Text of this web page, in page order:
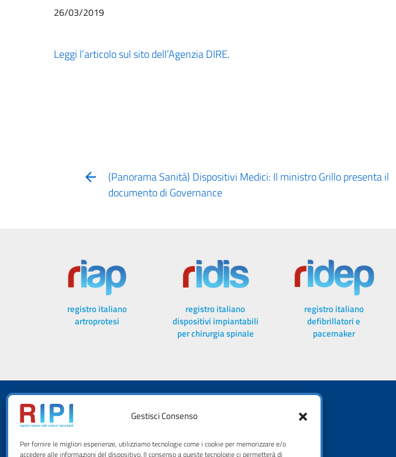
Gestisci Consenso
Per fornire le migliori esperienze, utilizziamo tecnologie come i cookie per memorizzare e/o
accedere alle informazioni del dispositivo. Il consenso a queste tecnologie ci permetterà di
26/03/2019
Leggi l’articolo sul sito dell’Agenzia DIRE.
(Panorama Sanità) Dispositivi Medici: Il ministro Grillo presenta il
documento di Governance
registro italiano
artroprotesi
registro italiano
dispositivi impiantabili
per chirurgia spinale
registro italiano
defibrillatori e
pacemaker